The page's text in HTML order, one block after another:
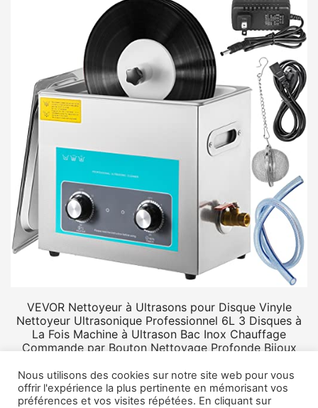
VEVOR Nettoyeur à Ultrasons pour Disque Vinyle
Nettoyeur Ultrasonique Professionnel 6L 3 Disques à
La Fois Machine à Ultrason Bac Inox Chauffage
Commande par Bouton Nettoyage Profonde Bijoux
Nous utilisons des cookies sur notre site web pour vous
offrir l'expérience la plus pertinente en mémorisant vos
préférences et vos visites répétées. En cliquant sur